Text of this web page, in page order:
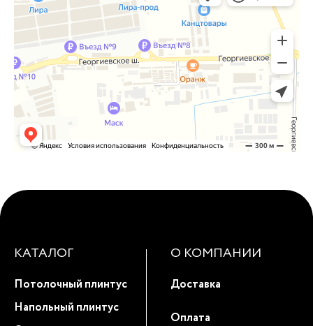
КАТАЛОГ
Потолочный плинтус
Напольный плинтус
О КОМПАНИИ
Доставка
Оплата